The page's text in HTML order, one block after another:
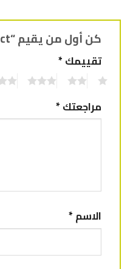
كن أول من يقيم “Product”
تقييمك*
مراجعتك*
الاسم*